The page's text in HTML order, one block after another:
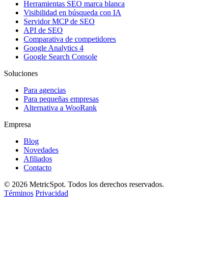
Herramientas SEO marca blanca
Visibilidad en búsqueda con IA
Servidor MCP de SEO
API de SEO
Comparativa de competidores
Google Analytics 4
Google Search Console
Soluciones
Para agencias
Para pequeñas empresas
Alternativa a WooRank
Empresa
Blog
Novedades
Afiliados
Contacto
© 2026 MetricSpot. Todos los derechos reservados.
Términos Privacidad